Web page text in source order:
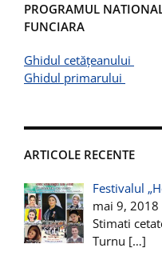
PROGRAMUL
FUNCIARA
Ghidul cetățeanului
Ghidul primarului
ARTICOLE RECENTE
Festivalul
mai 9, 2018
Stimati
Turnu […]